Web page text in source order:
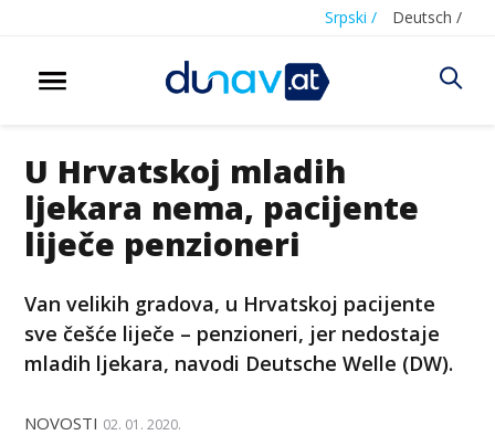
Srpski / Deutsch /
U Hrvatskoj mladih
ljekara nema, pacijente
liječe penzioneri
Van velikih gradova, u Hrvatskoj pacijente
sve češće liječe – penzioneri, jer nedostaje
mladih ljekara, navodi Deutsche Welle (DW).
NOVOSTI 02. 01. 2020.